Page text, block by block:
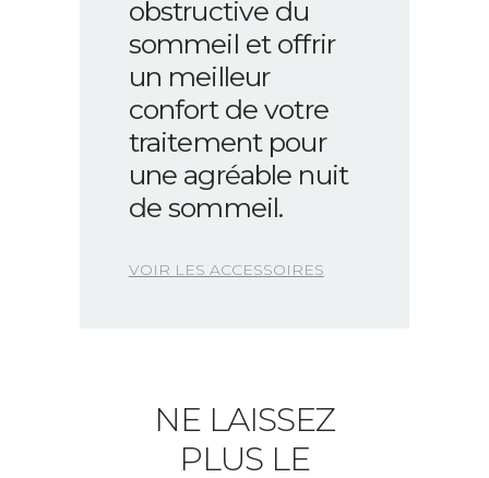
obstructive du
sommeil et offrir
un meilleur
confort de votre
traitement pour
une agréable nuit
de sommeil.
VOIR LES ACCESSOIRES
NE LAISSEZ
PLUS LE